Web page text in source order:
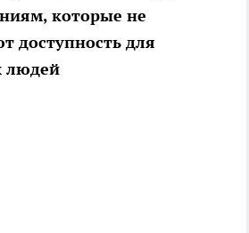
которые не
доступность для
людей